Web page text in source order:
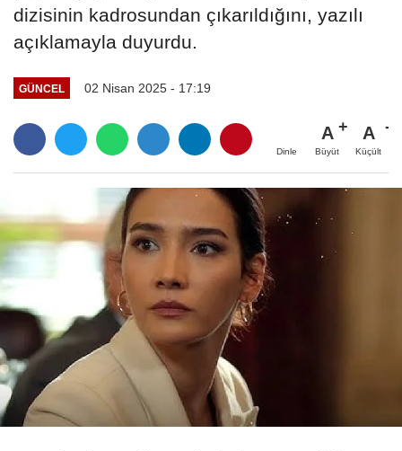
dizisinin kadrosundan çıkarıldığını, yazılı
açıklamayla duyurdu.
GÜNCEL 02 Nisan 2025 - 17:19
Dinle
A
Büyüt
A
Küçült